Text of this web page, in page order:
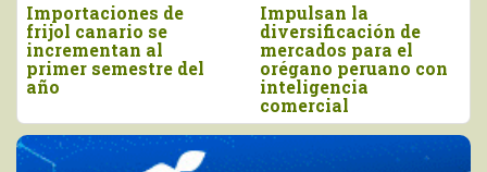
Importaciones de
frijol canario se
incrementan al
primer semestre del
año
Impulsan la
diversificación de
mercados para el
orégano peruano con
inteligencia
comercial